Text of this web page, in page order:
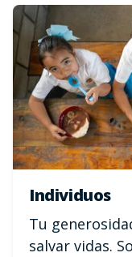
Individuos
Tu
salvar vidas.